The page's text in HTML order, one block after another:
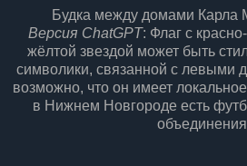
Будка между домами Карла
Версия ChatGPT: Флаг с
жёлтой звездой может быть
символики, связанной с левыми
возможно, что он имеет
в Нижнем Новгороде есть